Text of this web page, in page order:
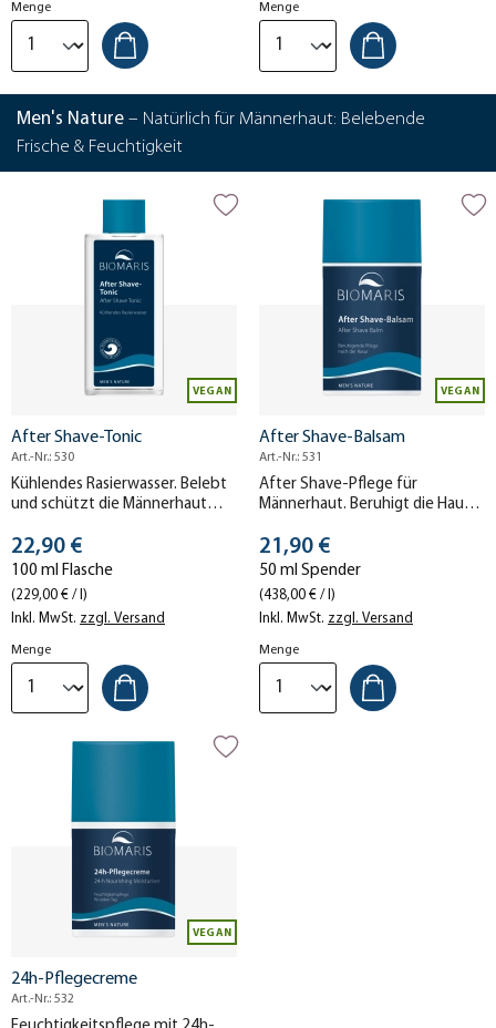
Menge Menge
Men's Nature – Natürlich für Männerhaut: Belebende
Frische & Feuchtigkeit
VEGAN
After Shave-Tonic
Art.-Nr.: 530
Kühlendes Rasierwasser. Belebt
und schützt die Männerhaut
Stückpreis
22,90 €
100 ml Flasche
(229,00 € / l)
Inkl. MwSt. zzgl. Versand
Menge
VEGAN
After Shave-Balsam
Art.-Nr.: 531
After Shave-Pflege für
Männerhaut. Beruhigt die Haut
Feuchtigkeit.
Stückpreis
21,90 €
50 ml Spender
(438,00 € / l)
Inkl. MwSt. zzgl. Versand
Menge
VEGAN
24h-Pflegecreme
Art.-Nr.: 532